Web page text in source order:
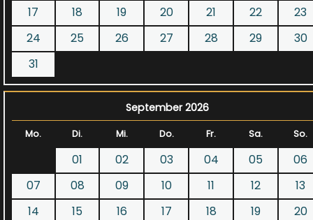
17
18 19 20 21 22
23
24
25 26 27 28 29
30
31
September 2026
Mo. Di. Mi. Do. Fr. Sa. So.
01 02 03 04 05
06
07
08 09 10 11 12
13
14
15 16 17 18 19
20